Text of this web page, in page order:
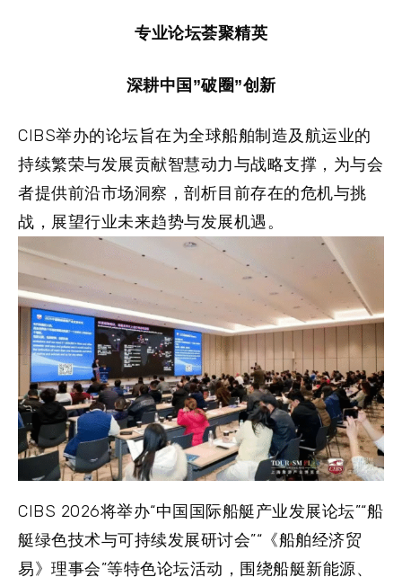
专业论坛荟聚精英
深耕中国”破圈”创新
CIBS举办的论坛旨在为全球船舶制造及航运业的
持续繁荣与发展贡献智慧动力与战略支撑，为与会
者提供前沿市场洞察，剖析目前存在的危机与挑
战，展望行业未来趋势与发展机遇。
CIBS 2026将举办“中国国际船艇产业发展论坛”“船
艇绿色技术与可持续发展研讨会”“《船舶经济贸
易》理事会”等特色论坛活动，围绕船艇新能源、